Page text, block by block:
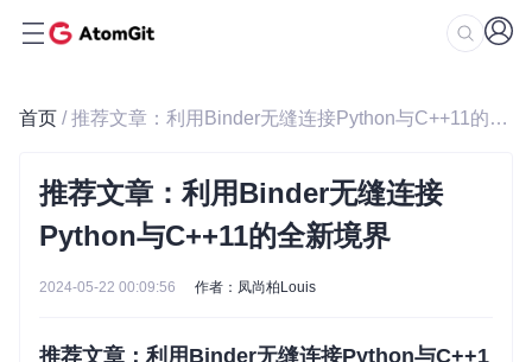
首页 / 推荐文章：利用Binder无缝连接Python与C++11的全新境界
推荐文章：利用Binder无缝连接
Python与C++11的全新境界
2024-05-22 00:09:56 作者：凤尚柏Louis
推荐文章：利用Binder无缝连接Python与C++1